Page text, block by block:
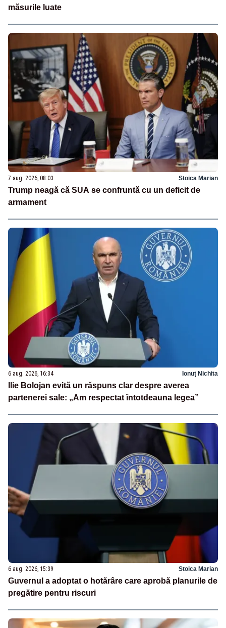
măsurile luate
7 aug. 2026, 08:03 Stoica Marian
Trump neagă că SUA se confruntă cu un deficit de
armament
6 aug. 2026, 16:34 Ionuț Nichita
Ilie Bolojan evită un răspuns clar despre averea
partenerei sale: „Am respectat întotdeauna legea”
6 aug. 2026, 15:39 Stoica Marian
Guvernul a adoptat o hotărâre care aprobă planurile de
pregătire pentru riscuri